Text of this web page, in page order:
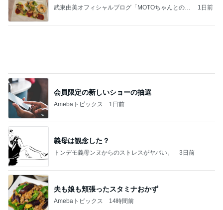
武東由美オフィシャルブログ「MOTOちゃんとのは
1日前
会員限定の新しいショーの抽選
Amebaトピックス 1日前
義母は観念した？
トンデモ義母ンヌからのストレスがヤバい。 3日前
夫も娘も頬張ったスタミナおかず
Amebaトピックス 14時間前